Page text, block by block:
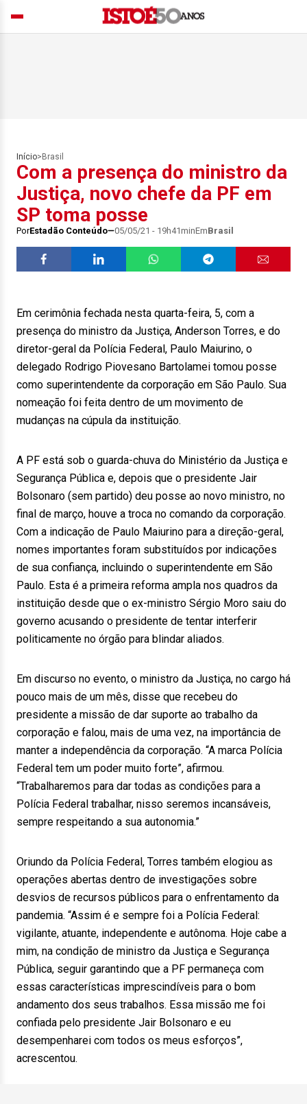
Início> Brasil
Com a presença do ministro da
Justiça, novo chefe da PF em
SP toma posse
PorEstadão Conteúdo 05/05/21 - 19h41minEmBrasil
Em cerimônia fechada nesta quarta-feira, 5, com a
presença do ministro da Justiça, Anderson Torres, e do
diretor-geral da Polícia Federal, Paulo Maiurino, o
delegado Rodrigo Piovesano Bartolamei tomou posse
como superintendente da corporação em São Paulo. Sua
nomeação foi feita dentro de um movimento de
mudanças na cúpula da instituição.
A PF está sob o guarda-chuva do Ministério da Justiça e
Segurança Pública e, depois que o presidente Jair
Bolsonaro (sem partido) deu posse ao novo ministro, no
final de março, houve a troca no comando da corporação.
Com a indicação de Paulo Maiurino para a direção-geral,
nomes importantes foram substituídos por indicações
de sua confiança, incluindo o superintendente em São
Paulo. Esta é a primeira reforma ampla nos quadros da
instituição desde que o ex-ministro Sérgio Moro saiu do
governo acusando o presidente de tentar interferir
politicamente no órgão para blindar aliados.
Em discurso no evento, o ministro da Justiça, no cargo há
pouco mais de um mês, disse que recebeu do
presidente a missão de dar suporte ao trabalho da
corporação e falou, mais de uma vez, na importância de
manter a independência da corporação. “A marca Polícia
Federal tem um poder muito forte”, afirmou.
“Trabalharemos para dar todas as condições para a
Polícia Federal trabalhar, nisso seremos incansáveis,
sempre respeitando a sua autonomia.”
Oriundo da Polícia Federal, Torres também elogiou as
operações abertas dentro de investigações sobre
desvios de recursos públicos para o enfrentamento da
pandemia. “Assim é e sempre foi a Polícia Federal:
vigilante, atuante, independente e autônoma. Hoje cabe a
mim, na condição de ministro da Justiça e Segurança
Pública, seguir garantindo que a PF permaneça com
essas características imprescindíveis para o bom
andamento dos seus trabalhos. Essa missão me foi
confiada pelo presidente Jair Bolsonaro e eu
desempenharei com todos os meus esforços”,
acrescentou.